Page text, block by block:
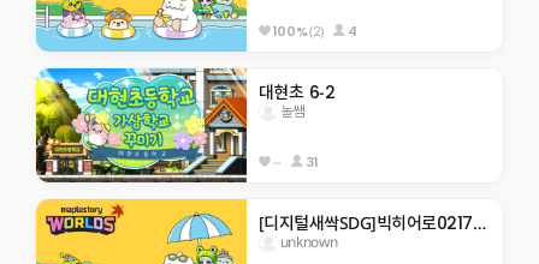
100%(2) 4
대현초 6-2
놀쌤
-- 31
[디지털새싹SDG]빅히어로0217 한라대 재미있는 게임맵  . ..을 깰수있을거라 생각하나
unknown